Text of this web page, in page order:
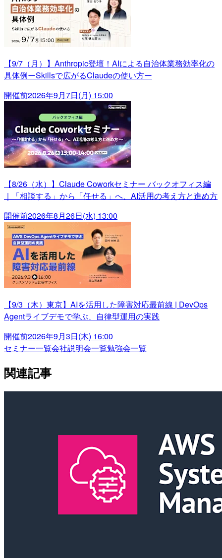
【9/7（月）】Anthropic登壇！AIによる自治体業務効率化の
具体例ーSkillsで広がるClaudeの使い方ー
開催前2026年9月7日(月) 15:00
【8/26（水）】Claude Coworkセミナー バックオフィス編
｜「相談する」から「任せる」へ、AI活用の考え方と進め方
開催前2026年8月26日(水) 13:00
【9/3（木）東京】AIを活用した障害対応最前線 | DevOps
Agentライブデモで学ぶ、自律型運用の実践
開催前2026年9月3日(木) 16:00
セミナー一覧会社説明会一覧勉強会一覧
関連記事